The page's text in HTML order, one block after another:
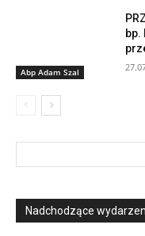
Abp Adam Szal
Nadchodzące